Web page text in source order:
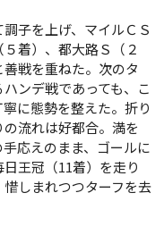
子を上げ、マイルＣＳ
着）、都大路Ｓ（２
戦を重ねた。次のタ
ンデ戦であっても、こ
に態勢を整えた。折り
流れは好都合。満を
応えのまま、ゴールに
王冠（11着）を走り
しまれつつターフを去